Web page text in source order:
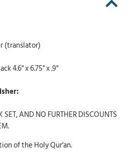
(translator)
4.6" x 6.75" x .9"
AND NO FURTHER DISCOUNTS
of the Holy Qur'an.